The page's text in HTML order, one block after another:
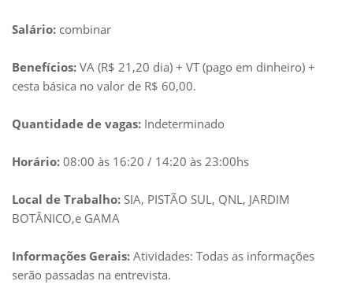
Salário: combinar
Benefícios: VA (R$ 21,20 dia) + VT (pago em dinheiro) +
cesta básica no valor de R$ 60,00.
Quantidade de vagas: Indeterminado
Horário: 08:00 às 16:20 / 14:20 às 23:00hs
Local de Trabalho: SIA, PISTÃO SUL, QNL, JARDIM
BOTÂNICO,e GAMA
Informações Gerais: Atividades: Todas as informações
serão passadas na entrevista.